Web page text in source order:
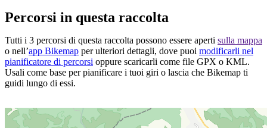
Percorsi in questa raccolta
Tutti i 3 percorsi di questa raccolta possono essere aperti sulla mappa
o nell’app Bikemap per ulteriori dettagli, dove puoi modificarli nel
pianificatore di percorsi oppure scaricarli come file GPX o KML.
Usali come base per pianificare i tuoi giri o lascia che Bikemap ti
guidi lungo di essi.